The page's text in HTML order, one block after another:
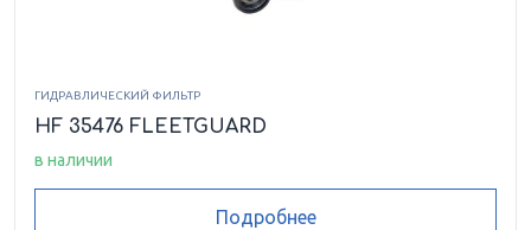
ГИДРАВЛИЧЕСКИЙ ФИЛЬТР
HF 35476 FLEETGUARD
в наличии
Подробнее